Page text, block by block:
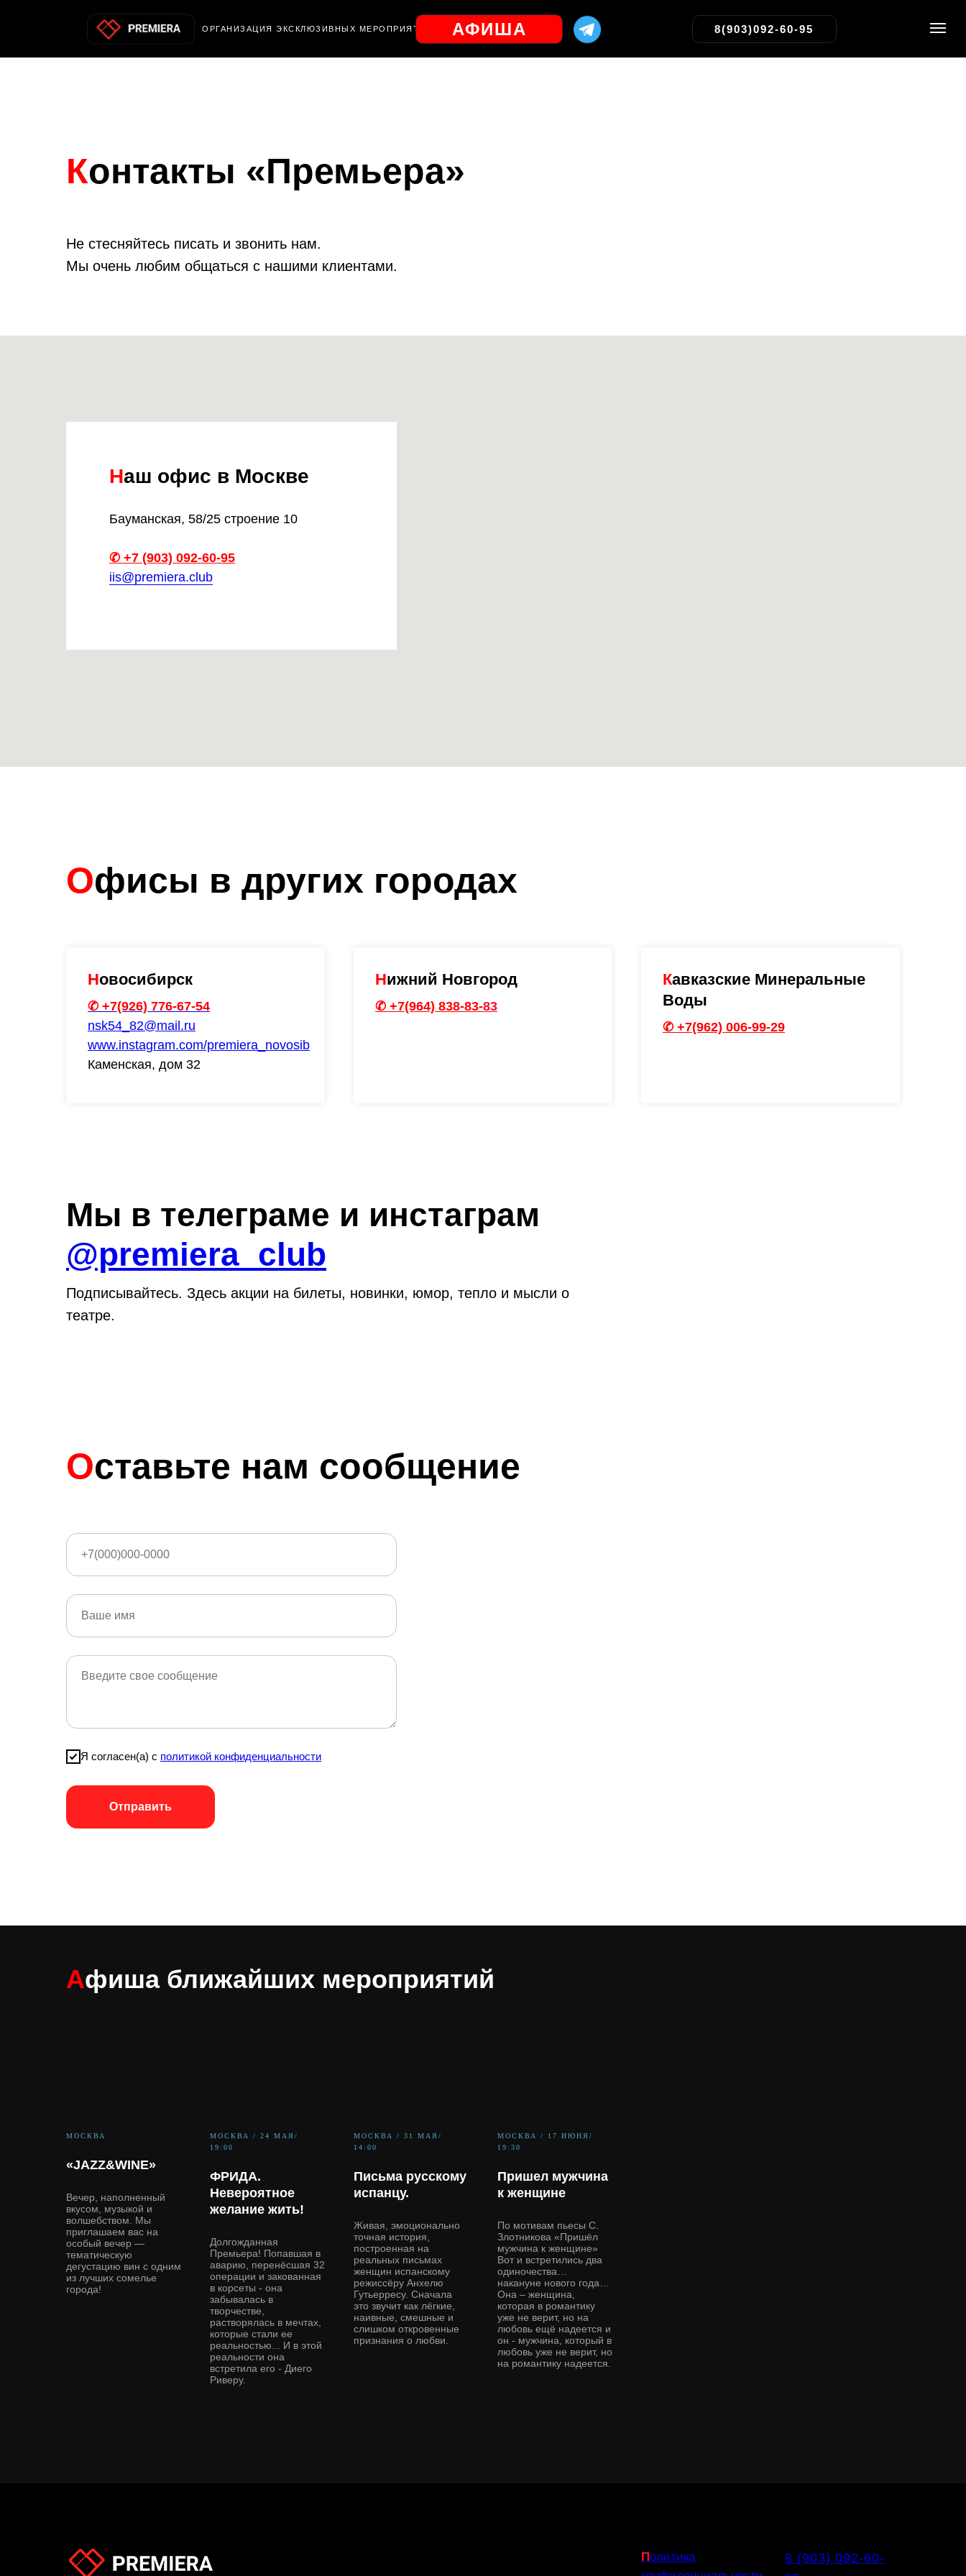
О РГАНИЗАЦИЯ ЭКСКЛЮЗИВНЫХ МЕРОПРИЯТИЙ АФИША 8(903)092-60-95
Контакты «Премьера»
Не стесняйтесь писать и звонить нам.
Мы очень любим общаться с нашими клиентами.
Наш офис в Москве
Бауманская, 58/25 строение 10
✆ +7 (903) 092-60-95
iis@premiera.club
Офисы в других городах
Новосибирск
✆ +7(926) 776-67-54
nsk54_82@mail.ru
www.instagram.com/premiera_novosib
Каменская, дом 32
Нижний Новгород
✆ +7(964) 838-83-83
Кавказcкие Минеральные
Воды
✆ +7(962) 006-99-29
Мы в телеграме и инстаграм
@premiera_club
Подписывайтесь. Здесь акции на билеты, новинки, юмор, тепло и мысли о
театре.
Оставьте нам сообщение
Я согласен(а) с политикой конфиденциальности
Отправить
Афиша ближайших мероприятий
МОСКВА
«JAZZ&WINE»
Вечер, наполненный
вкусом, музыкой и
волшебством. Мы
приглашаем вас на
особый вечер —
тематическую
дегустацию вин с одним
из лучших сомелье
города!
МОСКВА / 24 МАЯ/
19:00
ФРИДА.
Невероятное
желание жить!
Долгожданная
Премьера! Попавшая в
аварию, перенёсшая 32
операции и закованная
в корсеты - она
забывалась в
творчестве,
растворялась в мечтах,
которые стали ее
реальностью... И в этой
реальности она
встретила его - Диего
Риверу.
МОСКВА / 31 МАЯ/
14:00
Письма русскому
испанцу.
Живая, эмоционально
точная история,
построенная на
реальных письмах
женщин испанскому
режиссёру Анхелю
Гутьерресу. Сначала
это звучит как лёгкие,
наивные, смешные и
слишком откровенные
признания о любви.
МОСКВА / 17 ИЮНЯ/
19:30
Пришел мужчина
к женщине
По мотивам пьесы С.
Злотникова «Пришёл
мужчина к женщине»
Вот и встретились два
одиночества…
накануне нового года…
Она – женщина,
которая в романтику
уже не верит, но на
любовь ещё надеется и
он - мужчина, который в
любовь уже не верит, но
на романтику надеется.
Политика
8 (903) 092-60-